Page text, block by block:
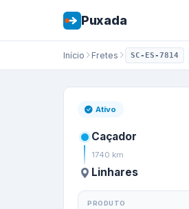
Puxada
Início Fretes SC-ES-7814
Frete de
Ativo
Caçador
1740 km
Linhares
PRODUTO